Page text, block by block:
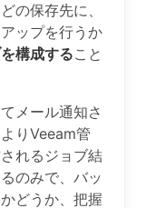
の保存先に、
ップを行うか
構成すること
メール通知さ
りVeeam管
れるジョブ結
のみで、バッ
どうか、把握